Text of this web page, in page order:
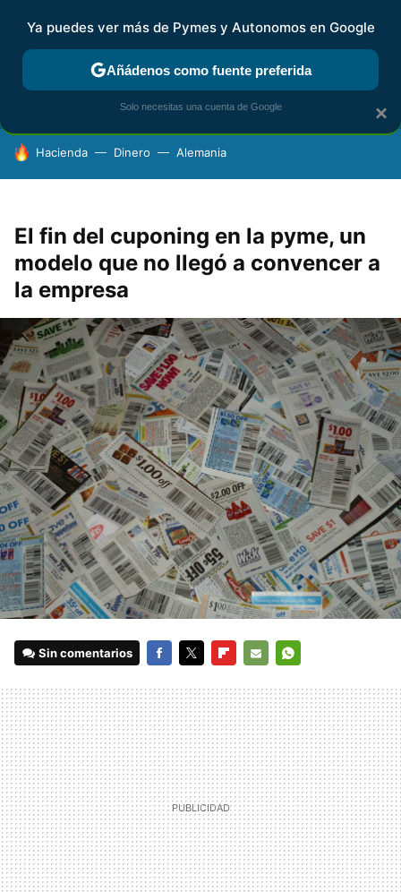
FISCALIDAD Y CONTABILIDAD KIT DIGITAL RENTA
HOY SE HABLA DE
Hacienda Dinero Alemania
El fin del cuponing en la pyme, un
modelo que no llegó a convencer a
la empresa
Sin comentarios
MAIL
×
Ya puedes ver más de Pymes y Autonomos en Google
Añádenos como fuente preferida
Solo necesitas una cuenta de Google